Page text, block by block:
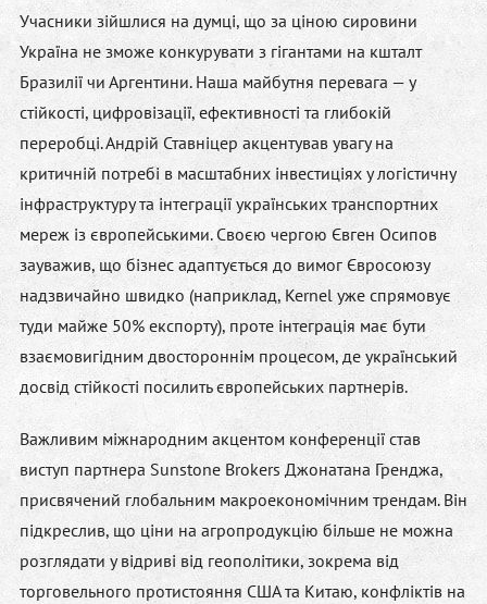
Учасники зійшлися на думці, що за ціною сировини
Україна не зможе конкурувати з гігантами на кшталт
Бразилії чи Аргентини. Наша майбутня перевага — у
стійкості, цифровізації, ефективності та глибокій
переробці.Андрій Ставніцер акцентував увагу на
критичній потребі в масштабних інвестиціях у логістичну
інфраструктуру та інтеграції українських транспортних
мереж із європейськими. Своєю чергою Євген Осипов
зауважив, що бізнес адаптується до вимог Євросоюзу
надзвичайно швидко (наприклад, Kernel уже спрямовує
туди майже 50% експорту), проте інтеграція має бути
взаємовигідним двостороннім процесом, де український
досвід стійкості посилить європейських партнерів.
Важливим міжнародним акцентом конференції став
виступ партнера Sunstone Brokers Джонатана Гренджа,
присвячений глобальним макроекономічним трендам. Він
підкреслив, що ціни на агропродукцію більше не можна
розглядати у відриві від геополітики, зокрема від
торговельного протистояння США та Китаю, конфліктів на